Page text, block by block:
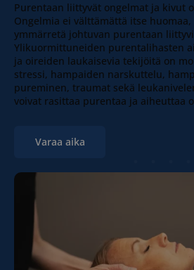
Purentaan liittyvät ongelmat ja kivut
Ongelmia ei välttämättä itse
ymmärretä johtuvan purentaan
Ylikuormittuneiden purentalihasten
ja oireiden laukaisevia tekijöitä on
stressi, hampaiden narskuttelu,
pureminen, traumat sekä
voivat rasittaa purentaa ja aiheuttaa
Varaa aika